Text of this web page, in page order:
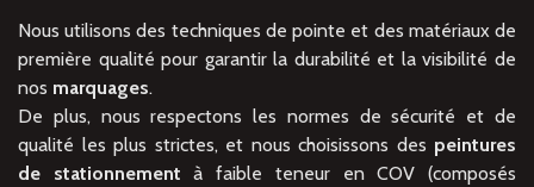
Nous utilisons des techniques de pointe et des matériaux de
première qualité pour garantir la durabilité et la visibilité de
nos marquages.
De plus, nous respectons les normes de sécurité et de
qualité les plus strictes, et nous choisissons des peintures
de stationnementà faible teneur en COV (composés